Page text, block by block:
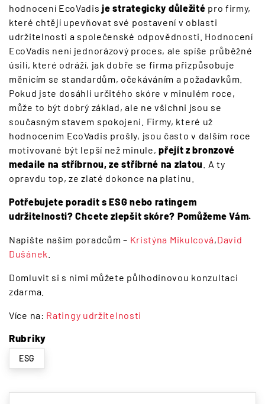
hodnocení EcoVadisje strategicky důležité pro firmy,
které chtějí upevňovat své postavení v oblasti
udržitelnosti a společenské odpovědnosti. Hodnocení
EcoVadis není jednorázový proces, ale spíše průběžné
úsilí, které odráží, jak dobře se firma přizpůsobuje
měnícím se standardům, očekáváním a požadavkům.
Pokud jste dosáhli určitého skóre v minulém roce,
může to být dobrý základ, ale ne všichni jsou se
současným stavem spokojeni. Firmy, které už
hodnocením EcoVadis prošly, jsou často v dalším roce
motivované být lepší než minule,přejít z bronzové
medaile na stříbrnou, ze stříbrné na zlatou . A ty
opravdu top, ze zlaté dokonce na platinu.
Potřebujete poradit s ESG nebo ratingem
udržitelnosti? Chcete zlepšit skóre? Pomůžeme Vám.
Napište našim poradcům – Kristýna Mikulcová,David
Dušánek
Domluvit si s nimi můžete půlhodinovou konzultaci
zdarma.
Více na: Ratingy udržitelnosti
Rubriky
ESG